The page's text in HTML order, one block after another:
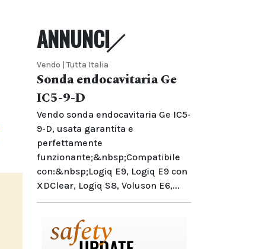
ANNUNCI
Vendo | Tutta Italia
Sonda endocavitaria Ge
IC5-9-D
Vendo sonda endocavitaria Ge IC5-
9-D, usata garantita e
perfettamente
funzionante;&nbsp;Compatibile
con:&nbsp;Logiq E9, Logiq E9 con
XDClear, Logiq S8, Voluson E6,...